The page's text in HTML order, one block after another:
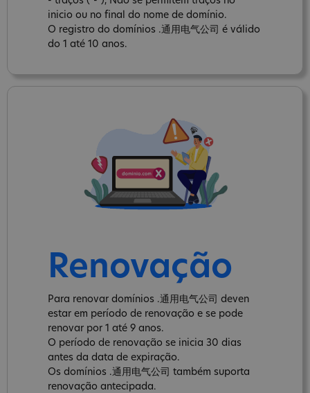
inicio ou no final do nome de domínio.
O registro do domínios .通用电气公司 é válido
do 1 até 10 anos.
Renovação
Para renovar domínios .通用电气公司 deven
estar em período de renovação e se pode
renovar por 1 até 9 anos.
O período de renovação se inicia 30 dias
antes da data de expiração.
Os domínios .通用电气公司 também suporta
renovação antecipada.